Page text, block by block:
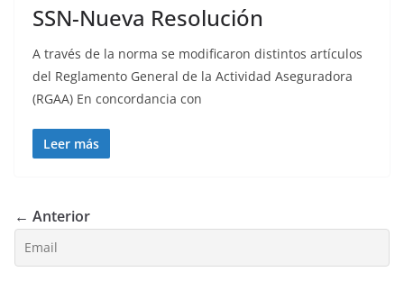
SSN-Nueva Resolución
A través de la norma se modificaron distintos artículos
del Reglamento General de la Actividad Aseguradora
(RGAA) En concordancia con
Leer más
← Anterior